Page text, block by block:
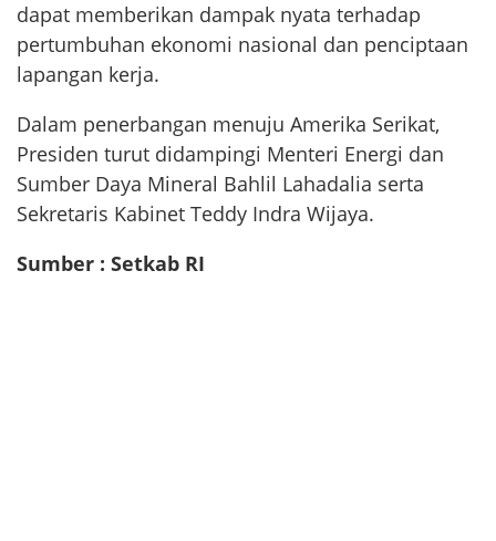
dapat memberikan dampak nyata terhadap
pertumbuhan ekonomi nasional dan penciptaan
lapangan kerja.
Dalam penerbangan menuju Amerika Serikat,
Presiden turut didampingi Menteri Energi dan
Sumber Daya Mineral Bahlil Lahadalia serta
Sekretaris Kabinet Teddy Indra Wijaya.
Sumber : Setkab RI